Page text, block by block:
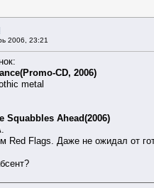
2006, 23:21
CD, 2006)
metal
Squabbles Ahead(2006)
Red Flags. Даже не ожидал от